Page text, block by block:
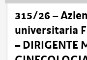
315/26 –
universitaria
– DIRIGENTE